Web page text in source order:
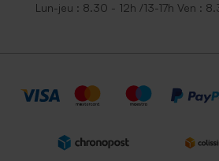
Lun-jeu : 8.30 - 12h /13-17h Ven :